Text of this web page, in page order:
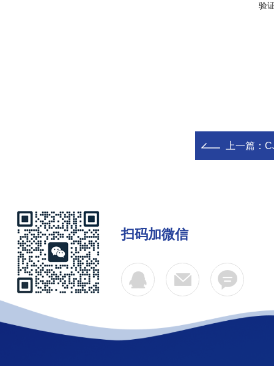
验
上一篇：
扫码加微信